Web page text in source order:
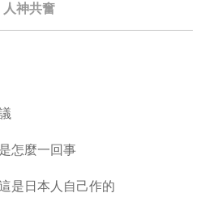
人神共奮
怎麼一回事
是日本人自己作的